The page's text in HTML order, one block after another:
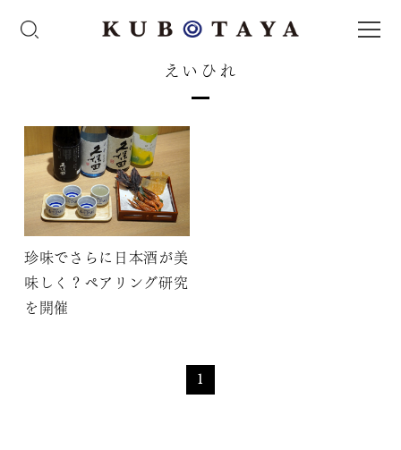
えいひれ
珍味でさらに日本酒が美
味しく？ペアリング研究
を開催
1